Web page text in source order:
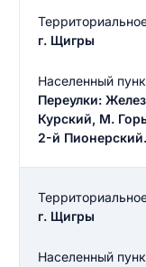
г. Щигры
Населенный
Переулки:
Курский, М.
2-й Пионерский.
г. Щигры
Населенный